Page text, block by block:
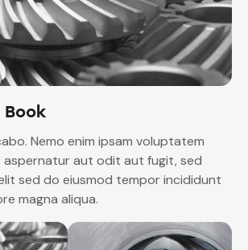
Book
Nemo enim ipsam voluptatem
aspernatur aut odit aut fugit, sed
sed do eiusmod tempor incididunt
magna aliqua.